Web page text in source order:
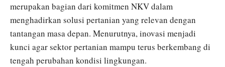
merupakan bagian dari komitmen NKV dalam
menghadirkan solusi pertanian yang relevan dengan
tantangan masa depan. Menurutnya, inovasi menjadi
kunci agar sektor pertanian mampu terus berkembang di
tengah perubahan kondisi lingkungan.